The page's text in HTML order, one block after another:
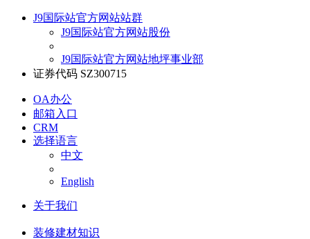
J9国际站官方网站站群
J9国际站官方网站股份
J9国际站官方网站地坪事业部
证券代码 SZ300715
OA办公
邮箱入口
CRM
选择语言
中文
English
关于我们
装修建材知识